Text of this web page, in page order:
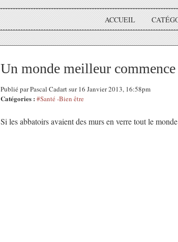
ACCUEIL
Un monde meilleur commence
Publié par Pascal Cadart sur 16 Janvier 2013, 16:58pm
Catégories : #Santé -Bien être
Si les abbatoirs avaient des murs en verre tout le